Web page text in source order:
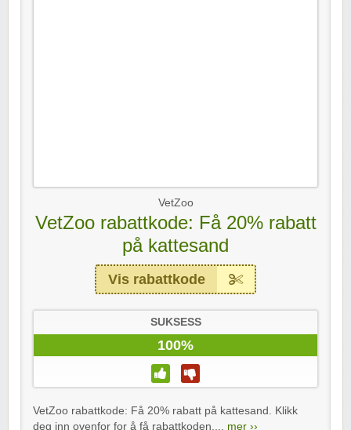
VetZoo
VetZoo rabattkode: Få 20% rabatt
på kattesand
Vis rabattkode
SUKSESS
100%
VetZoo rabattkode: Få 20% rabatt på kattesand. Klikk
deg inn ovenfor for å få rabattkoden.... mer ››